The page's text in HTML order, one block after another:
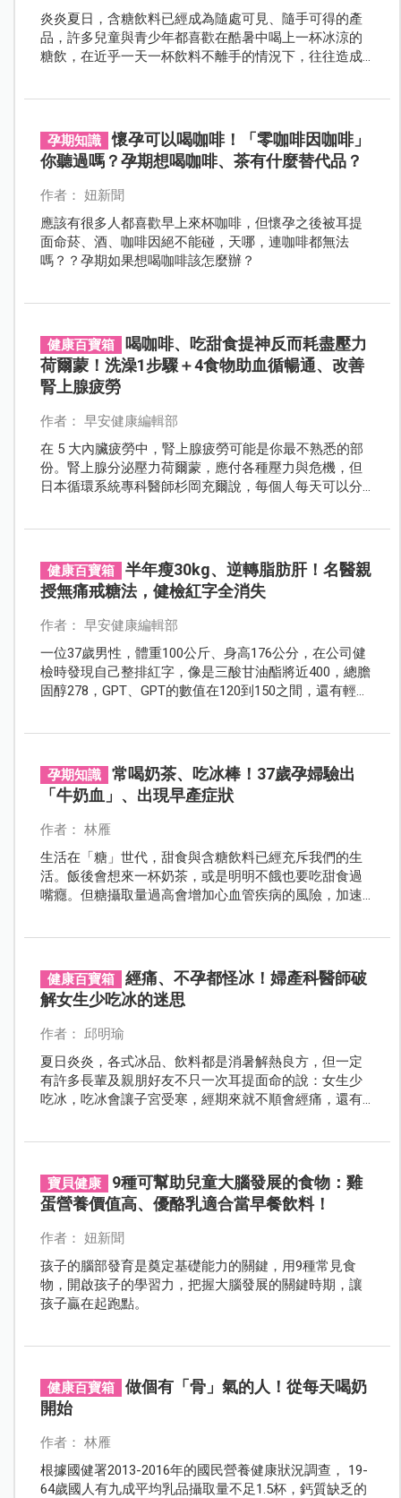
炎炎夏日，含糖飲料已經成為隨處可見、隨手可得的產
品，許多兒童與青少年都喜歡在酷暑中喝上一杯冰涼的
糖飲，在近乎一天一杯飲料不離手的情況下，往往造成
現兒童及青少年每週至少喝一次含糖飲料的頻率高達七
成。
孕期知識
懷孕可以喝咖啡！「零咖啡因咖啡」
你聽過嗎？孕期想喝咖啡、茶有什麼替代品？
作者： 妞新聞
應該有很多人都喜歡早上來杯咖啡，但懷孕之後被耳提
面命菸、酒、咖啡因絕不能碰，天哪，連咖啡都無法
嗎？？孕期如果想喝咖啡該怎麼辦？
健康百寶箱
喝咖啡、吃甜食提神反而耗盡壓力
荷爾蒙！洗澡1步驟＋4食物助血循暢通、改善
腎上腺疲勞
作者： 早安健康編輯部
在 5 大內臟疲勞中，腎上腺疲勞可能是你最不熟悉的部
份。腎上腺分泌壓力荷爾蒙，應付各種壓力與危機，但
日本循環系統專科醫師杉岡充爾說，每個人每天可以分
健康百寶箱
半年瘦30kg、逆轉脂肪肝！名醫親
授無痛戒糖法，健檢紅字全消失
作者： 早安健康編輯部
一位37歲男性，體重100公斤、身高176公分，在公司健
檢時發現自己整排紅字，像是三酸甘油酯將近400，總膽
固醇278，GPT、GPT的數值在120到150之間，還有輕微
孕期知識
常喝奶茶、吃冰棒！37歲孕婦驗出
「牛奶血」、出現早產症狀
作者： 林雁
生活在「糖」世代，甜食與含糖飲料已經充斥我們的生
活。飯後會想來一杯奶茶，或是明明不餓也要吃甜食過
嘴癮。但糖攝取量過高會增加心血管疾病的風險，加速
健康百寶箱
經痛、不孕都怪冰！婦產科醫師破
解女生少吃冰的迷思
作者： 邱明瑜
夏日炎炎，各式冰品、飲料都是消暑解熱良方，但一定
有許多長輩及親朋好友不只一次耳提面命的說：女生少
吃冰，吃冰會讓子宮受寒，經期來就不順會經痛，還有
寶貝健康
9種可幫助兒童大腦發展的食物：雞
蛋營養價值高、優酪乳適合當早餐飲料！
作者： 妞新聞
孩子的腦部發育是奠定基礎能力的關鍵，用9種常見食
物，開啟孩子的學習力，把握大腦發展的關鍵時期，讓
孩子贏在起跑點。
健康百寶箱
做個有「骨」氣的人！從每天喝奶
開始
作者： 林雁
根據國健署2013-2016年的國民營養健康狀況調查， 19-
64歲國人有九成平均乳品攝取量不足1.5杯，鈣質缺乏的